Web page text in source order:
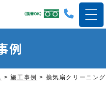
例
>施工事例 > 換気扇クリーニング